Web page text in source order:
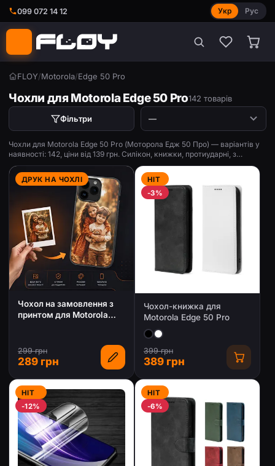
099 072 14 12 Укр Рус
FLOY/Motorola/Edge 50 Pro
Чохли для Motorola Edge 50 Pro142 товарів
Фільтри
Чохли для Motorola Edge 50 Pro (Моторола Едж 50 Про) — варіантів у
наявності: 142, ціни від 139 грн. Силікон, книжки, протиударні, з
принтом.
ДРУК НА ЧОХЛІ
Чохол на замовлення з
принтом для Motorola
299 грн
289 грн
HIT
-3%
Чохол-книжка для
Motorola Edge 50 Pro
399 грн
389 грн
HIT
-12%
HIT
-6%